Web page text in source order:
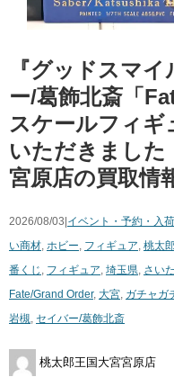
『グッドスマ
ー/葛飾北斎「
スケールフィギ
いただきました
宮原店の買取情
2026/08/03| イベント・予約・入
い商材, ホビー, フィギュア, 桃太
番くじ , フィギュア, 埼玉県, さい
Fate/Grand Order, 大宮, ガチャガ
岩槻, セイバー/葛飾北斎
桃太郎王国大宮宮原店